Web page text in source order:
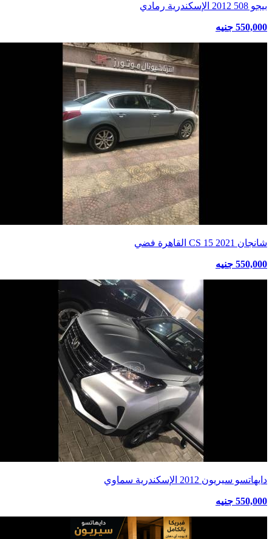
بيجو 508 2012 الإسكندرية رمادي
550,000 جنيه
شانجان CS 15 2021 القاهرة فضي
550,000 جنيه
دايهاتسو سيريون 2012 الإسكندرية سماوي
550,000 جنيه